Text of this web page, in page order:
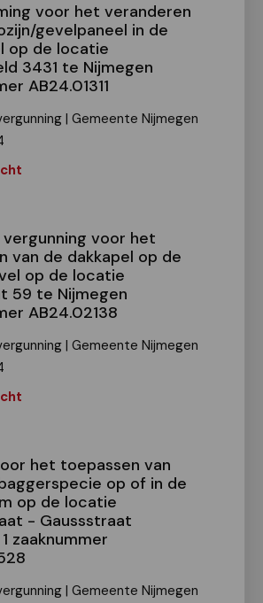
voor het veranderen
gevelpaneel in de
op de locatie
3431 te Nijmegen
AB24.01311
| Gemeente Nijmegen
vergunning voor het
van de dakkapel op de
op de locatie
59 te Nijmegen
AB24.02138
| Gemeente Nijmegen
het toepassen van
op of in de
op de locatie
- Gaussstraat
zaaknummer
| Gemeente Nijmegen